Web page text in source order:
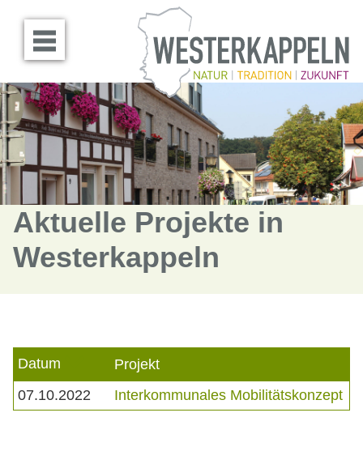
Menü öffnen
Aktuelle Projekte in
Westerkappeln
Datum
Projekt
07.10.2022
Interkommunales Mobilitätskonzept